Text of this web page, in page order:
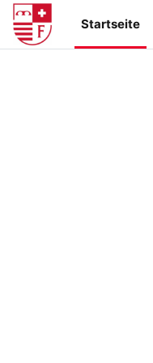
Zum Hauptinhalt
Startseite